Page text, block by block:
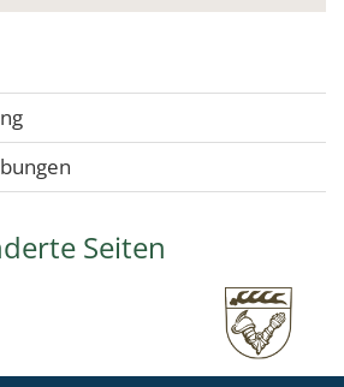
Seiten